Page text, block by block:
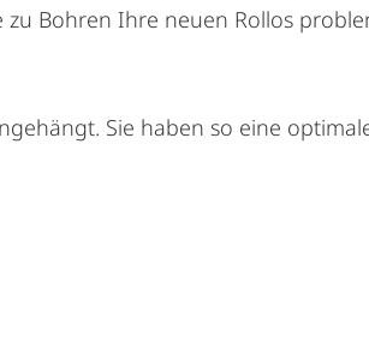
Bohren Ihre neuen Rollos
Sie haben so eine